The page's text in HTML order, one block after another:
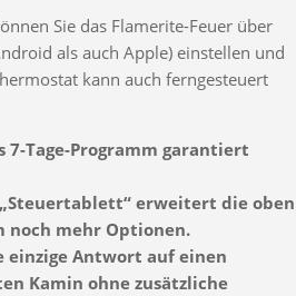
Sie das Flamerite-Feuer über
als auch Apple) einstellen und
kann auch ferngesteuert
Tage-Programm garantiert
erweitert die oben
noch mehr Optionen.
Antwort auf einen
Kamin ohne zusätzliche